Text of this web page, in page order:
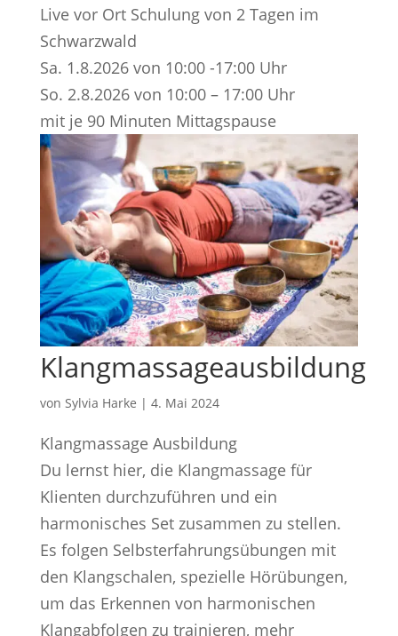
Live vor Ort Schulung von 2 Tagen im
Schwarzwald
Sa. 1.8.2026 von 10:00 -17:00 Uhr
So. 2.8.2026 von 10:00 – 17:00 Uhr
mit je 90 Minuten Mittagspause
Klangmassageausbildung
von Sylvia Harke | 4. Mai 2024
Klangmassage Ausbildung
Du lernst hier, die Klangmassage für
Klienten durchzuführen und ein
harmonisches Set zusammen zu stellen.
Es folgen Selbsterfahrungsübungen mit
den Klangschalen, spezielle Hörübungen,
um das Erkennen von harmonischen
Klangabfolgen zu trainieren, mehr